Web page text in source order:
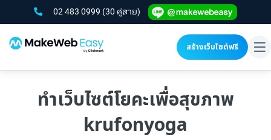
02 483 0999 (30 คู่สาย)
สร้างเว็บไซต์ฟรี
ทำเว็บไซต์โยคะเพื่อสุขภาพ
krufonyoga